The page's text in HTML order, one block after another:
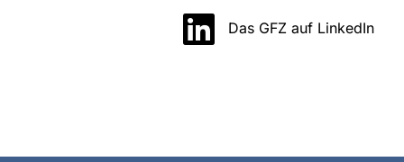
Das GFZ auf LinkedIn